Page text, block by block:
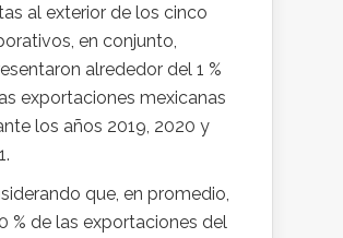
al exterior de los cinco
en conjunto,
alrededor del 1 %
exportaciones mexicanas
los años 2019, 2020 y
que, en promedio,
% de las exportaciones del